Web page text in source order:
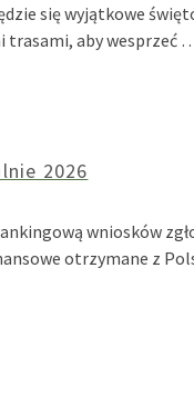
się wyjątkowe
trasami, aby wesprzeć
2026
wniosków
otrzymane z